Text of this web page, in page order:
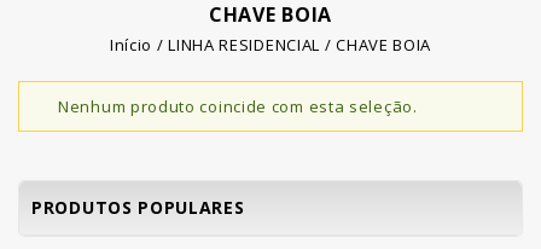
CHAVE BOIA
Início /LINHA RESIDENCIAL /CHAVE BOIA
Nenhum produto coincide com esta seleção.
PRODUTOS POPULARES